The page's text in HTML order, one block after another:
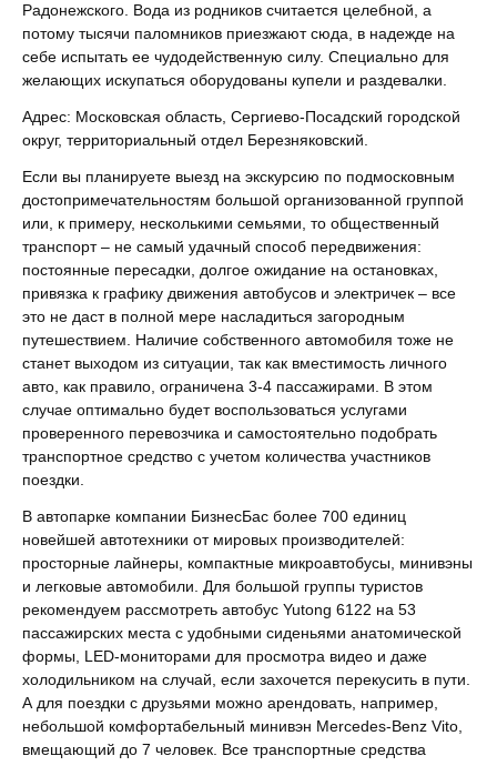
Радонежского. Вода из родников считается целебной, а
потому тысячи паломников приезжают сюда, в надежде на
себе испытать ее чудодейственную силу. Специально для
желающих искупаться оборудованы купели и раздевалки.
Адрес: Московская область, Сергиево-Посадский городской
округ, территориальный отдел Березняковский.
Если вы планируете выезд на экскурсию по подмосковным
достопримечательностям большой организованной группой
или, к примеру, несколькими семьями, то общественный
транспорт – не самый удачный способ передвижения:
постоянные пересадки, долгое ожидание на остановках,
привязка к графику движения автобусов и электричек – все
это не даст в полной мере насладиться загородным
путешествием. Наличие собственного автомобиля тоже не
станет выходом из ситуации, так как вместимость личного
авто, как правило, ограничена 3-4 пассажирами. В этом
случае оптимально будет воспользоваться услугами
проверенного перевозчика и самостоятельно подобрать
транспортное средство с учетом количества участников
поездки.
В автопарке компании БизнесБас более 700 единиц
новейшей автотехники от мировых производителей:
просторные лайнеры, компактные микроавтобусы, минивэны
и легковые автомобили. Для большой группы туристов
рекомендуем рассмотреть автобус Yutong 6122 на 53
пассажирских места с удобными сиденьями анатомической
формы, LED-мониторами для просмотра видео и даже
холодильником на случай, если захочется перекусить в пути.
А для поездки с друзьями можно арендовать, например,
небольшой комфортабельный минивэн Mercedes-Benz Vito,
вмещающий до 7 человек. Все транспортные средства